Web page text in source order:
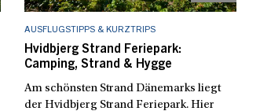
AUSFLUGSTIPPS & KURZTRIPS
Hvidbjerg Strand Feriepark:
Camping, Strand & Hygge
Am schönsten Strand Dänemarks liegt
der Hvidbjerg Strand Feriepark. Hier